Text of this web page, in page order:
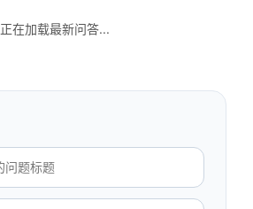
正在加载最新问答...